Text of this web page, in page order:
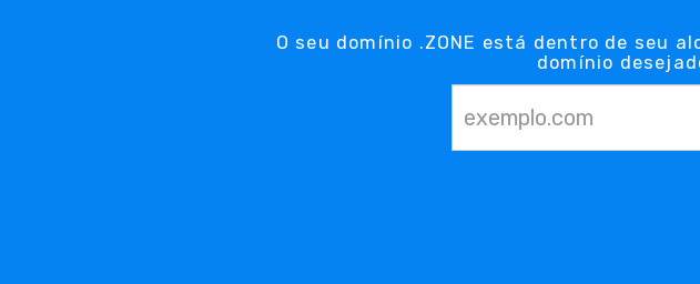
O seu domínio .ZONE está dentro de seu
domínio